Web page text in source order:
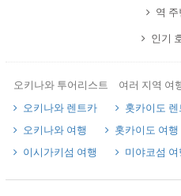
역 주
인기
오키나와 투어리스트 여러 지역 여
오키나와 렌트카
홋카이도 렌
오키나와 여행
홋카이도 여행
이시가키섬 여행
미야코섬 여